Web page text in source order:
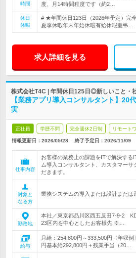
時間
度、月14時間程度です（約2…
休日
休暇
# ★年間休日123日（2026年予定）完
夏季休暇年末年始休暇有給休暇慶弔…
求人詳細を見る
株式会社T4C | 年間休日125日◎新しいこと・
【業務アプリ導入コンサルタント】20
実
正社員 学歴不問 完全週休2日制 リモート
情報更新日：2026/05/28 終了予定日： 2026/11/09
仕事内容
お客様の業務上の課題をITで解決する
ム導入コンサルタント、カスタマーサ
だきます。
対象と
なる方
業務システムの導入または設計または
勤務地
本社／東京都品川区西五反田7-9-2
23区内を中心としたお客様先 ※…
給与
月給：254,800円～333,500円〈年収
円基本給292,800円＋残業手当（20…